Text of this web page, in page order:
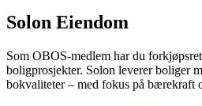
Solon Eiendom
Som OBOS-medlem har du
boligprosjekter. Solon leverer boliger
bokvaliteter – med fokus på bærekraft